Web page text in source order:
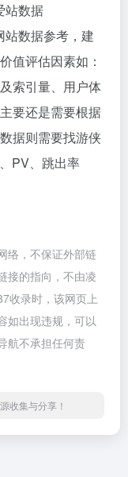
站数据
数据参考，建
值评估因素如：
索引量、用户体
要还是需要根据
据则需要找游侠
PV、跳出率
络，不保证外部链
接的指向，不由凌
收录时，该网页上
如出现违规，可以
航不承担任何责
收集与分享！